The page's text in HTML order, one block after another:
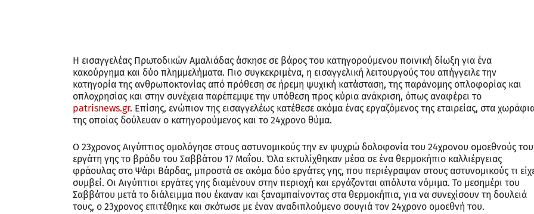
Η εισαγγελέας Πρωτοδικών Αμαλιάδας άσκησε σε βάρος του κατηγορούμενου ποινική δίωξη για ένα
κακούργημα και δύο πλημμελήματα. Πιο συγκεκριμένα, η εισαγγελική λειτουργούς του απήγγειλε την
κατηγορία της ανθρωποκτονίας από πρόθεση σε ήρεμη ψυχική κατάσταση, της παράνομης οπλοφορίας και
οπλοχρησίας και στην συνέχεια παρέπεμψε την υπόθεση προς κύρια ανάκριση, όπως αναφέρει το
patrisnews.gr. Επίσης, ενώπιον της εισαγγελέως κατέθεσε ακόμα ένας εργαζόμενος της εταιρείας, στα
της οποίας δούλευαν ο κατηγορούμενος και το 24χρονο θύμα.
Ο 23χρονος Αιγύπτιος ομολόγησε στους αστυνομικούς την εν ψυχρώ δολοφονία του 24χρονου ομοεθνούς του
εργάτη γης το βράδυ του Σαββάτου 17 Μαΐου. Όλα εκτυλίχθηκαν μέσα σε ένα θερμοκήπιο καλλιέργειας
φράουλας στο Ψάρι Βάρδας, μπροστά σε ακόμα δύο εργάτες γης, που περιέγραψαν στους αστυνομικούς τι
συμβεί. Οι Αιγύπτιοι εργάτες γης διαμένουν στην περιοχή και εργάζονται απόλυτα νόμιμα. Το μεσημέρι του
Σαββάτου μετά το διάλειμμα που έκαναν και ξαναμπαίνοντας στα θερμοκήπια, για να συνεχίσουν τη δουλειά
τους, ο 23χρονος επιτέθηκε και σκότωσε με έναν αναδιπλούμενο σουγιά τον 24χρονο ομοεθνή του.